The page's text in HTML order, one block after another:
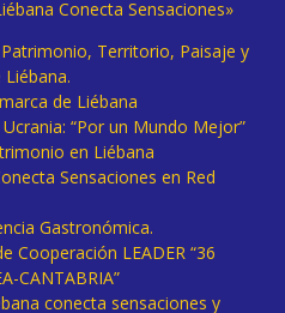
Conecta Sensaciones»
Territorio, Paisaje y
de Liébana
“Por un Mundo Mejor”
en Liébana
Sensaciones en Red
Gastronómica.
Cooperación LEADER “36
CANTABRIA”
conecta sensaciones y